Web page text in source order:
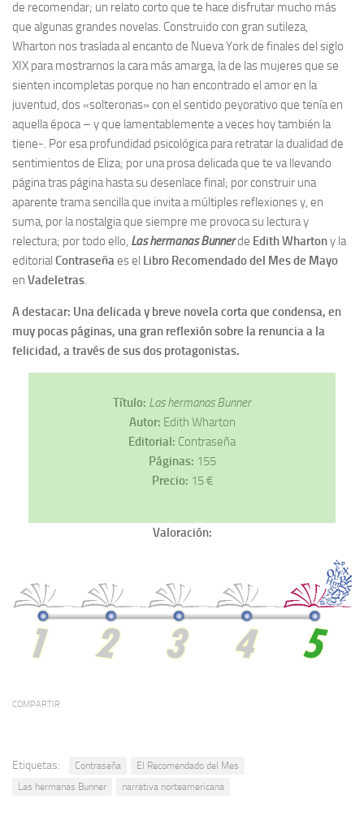
de recomendar; un relato corto que te hace disfrutar mucho más
que algunas grandes novelas. Construido con gran sutileza,
Wharton nos traslada al encanto de Nueva York de finales del siglo
XIX para mostrarnos la cara más amarga, la de las mujeres que se
sienten incompletas porque no han encontrado el amor en la
juventud, dos «solteronas» con el sentido peyorativo que tenía en
aquella época – y que lamentablemente a veces hoy también la
tiene-. Por esa profundidad psicológica para retratar la dualidad de
sentimientos de Eliza; por una prosa delicada que te va llevando
página tras página hasta su desenlace final; por construir una
aparente trama sencilla que invita a múltiples reflexiones y, en
suma, por la nostalgia que siempre me provoca su lectura y
relectura; por todo ello, Las hermanas Bunnerde Edith Whartony la
editorial Contraseña es el Libro Recomendado del Mes de Mayo
en Vadeletras
A destacar: Una delicada y breve novela corta que condensa, en
muy pocas páginas, una gran reflexión sobre la renuncia a la
felicidad, a través de sus dos protagonistas.
Título: Las hermanas Bunner
Autor: Edith Wharton
Editorial: Contraseña
Páginas: 155
Precio: 15 €
Valoración:
COMPARTIR
Etiquetas: Contraseña
El Recomendado del Mes
Las hermanas Bunner
narrativa norteamericana